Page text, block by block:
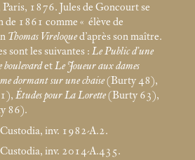
Paris, 1876. Jules de Goncourt se
de 1861 comme « élève de
Thomas Vireloqued’après son maître.
sont les suivantes : Le Public d’une
boulevardetLe Joueur aux dames
dormant sur une chaise(Burty 48),
Études pour La Lorette(Burty 63),
86).
inv. 1982-A.2.
inv. 2014-A.435.